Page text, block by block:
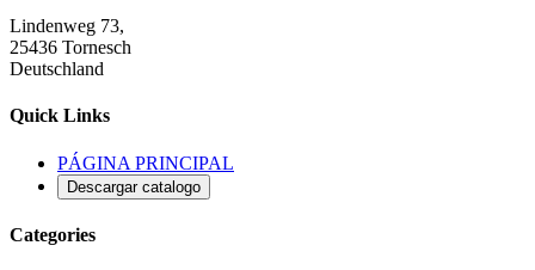
Lindenweg 73,
25436 Tornesch
Deutschland
Quick Links
PÁGINA PRINCIPAL
Descargar catalogo
Categories